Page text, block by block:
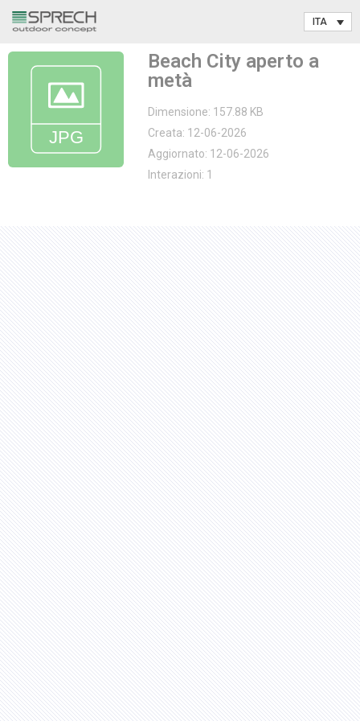
contenuto
Beach City aperto a
metà
Dimensione: 157.88 KB
Creata: 12-06-2026
Aggiornato: 12-06-2026
Interazioni: 1